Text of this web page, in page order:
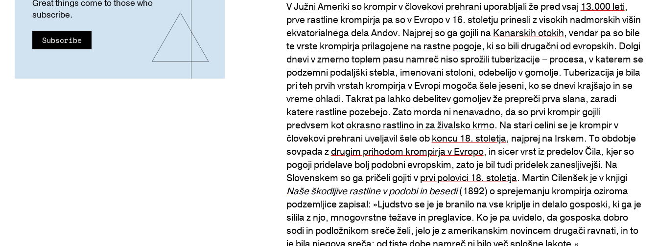
Great things come to those who
subscribe.
Subscribe
V Južni Ameriki so krompir v človekovi prehrani uporabljali že pred vsaj13.000 leti,
prve rastline krompirja pa so v Evropo v 16. stoletju prinesli z visokih nadmorskih višin
ekvatorialnega dela Andov. Najprej so ga gojili naKanarskih otokih, vendar pa so bile
te vrste krompirja prilagojene narastne pogoje, ki so bili drugačni od evropskih. Dolgi
dnevi v zmerno toplem pasu namreč niso sprožili tuberizacije – procesa, v katerem se
podzemni podaljški stebla, imenovani stoloni, odebelijo v gomolje. Tuberizacija je bila
pri teh prvih vrstah krompirja v Evropi mogoča šele jeseni, ko se dnevi krajšajo in se
vreme ohladi. Takrat pa lahko debelitev gomoljev že prepreči prva slana, zaradi
katere rastline pozebejo. Zato morda ni nenavadno, da so prvi krompir gojili
predvsem kotokrasno rastlino in za živalsko krmo. Na stari celini se je krompir v
človekovi prehrani uveljavil šele obkoncu 18. stoletja, najprej na Irskem. To obdobje
sovpada zdrugim prihodom krompirja v Evropo, in sicer vrst iz predelov Čila, kjer so
pogoji pridelave bolj podobni evropskim, zato je bil tudi pridelek zanesljivejši. Na
Slovenskem so ga pričeli gojiti vprvi polovici 18. stoletja. Martin Cilenšek je v knjigi
Naše škodljive rastline v podobi in besedi(1892) o sprejemanju krompirja oziroma
podzemljice zapisal: »Ljudstvo se je je branilo na vse kriplje in delalo gosposki, ki ga je
silila z njo, mnogovrstne težave in preglavice. Ko je pa uvidelo, da gosposka dobro
sodi in podložnikom sreče želi, jelo je z amerikanskim novincem drugači ravnati, in to